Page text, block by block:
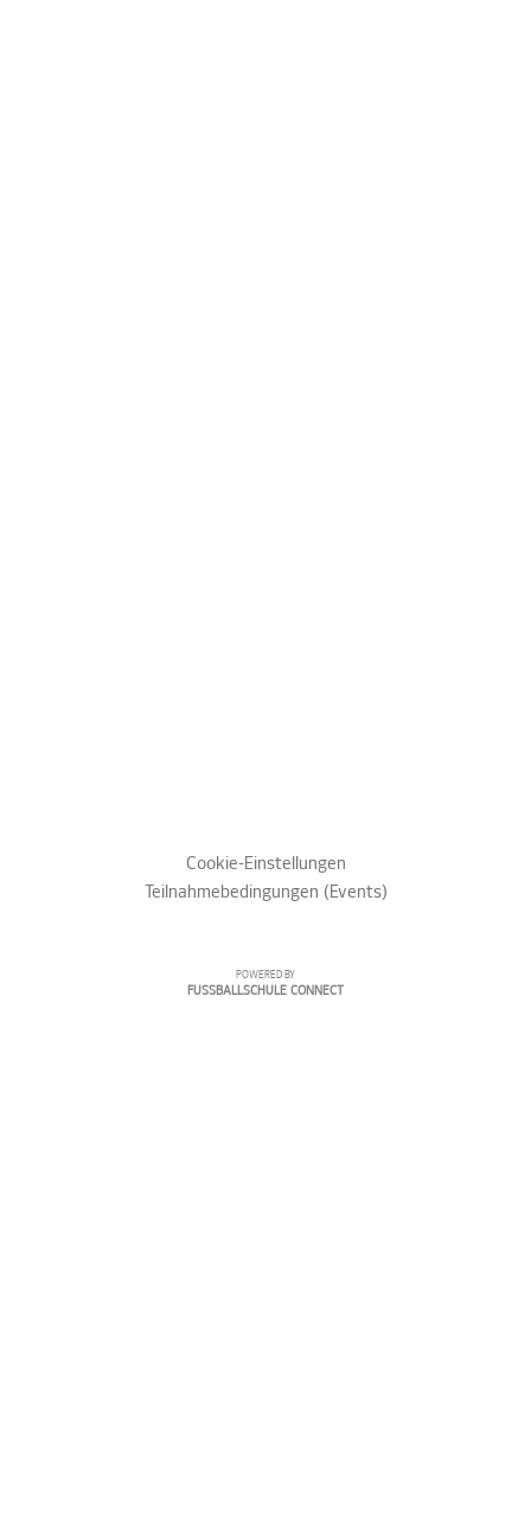
Cookie-Einstellungen
Teilnahmebedingungen (Events)
POWERED BY
FUSSBALLSCHULE CONNECT